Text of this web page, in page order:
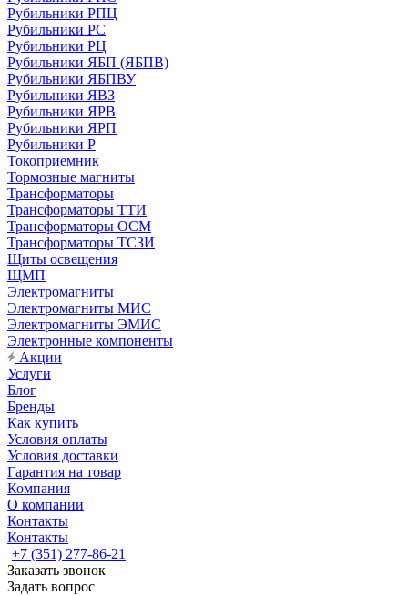
Рубильники РПЦ
Рубильники РС
Рубильники РЦ
Рубильники ЯБП (ЯБПВ)
Рубильники ЯБПВУ
Рубильники ЯВЗ
Рубильники ЯРВ
Рубильники ЯРП
Рубильники Р
Токоприемник
Тормозные магниты
Трансформаторы
Трансформаторы ТТИ
Трансформаторы ОСМ
Трансформаторы ТСЗИ
Щиты освещения
ЩМП
Электромагниты
Электромагниты МИС
Электромагниты ЭМИС
Электронные компоненты
Акции
Услуги
Блог
Бренды
Как купить
Условия оплаты
Условия доставки
Гарантия на товар
Компания
О компании
Контакты
Контакты
+7 (351) 277-86-21
Заказать звонок
Задать вопрос